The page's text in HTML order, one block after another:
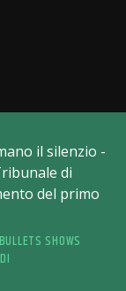
il silenzio -
di
del primo
BULLETS SHOWS